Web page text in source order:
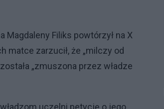
Filiks powtórzył na X
matce zarzucił, że „milczy od
„zmuszona przez władze
uczelni petycję o jego